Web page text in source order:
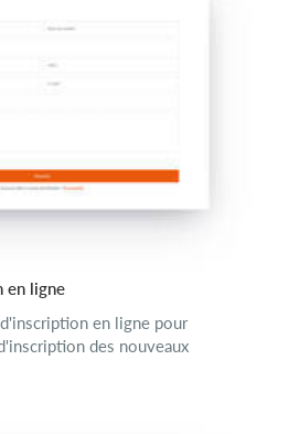
en ligne
en ligne pour
des nouveaux